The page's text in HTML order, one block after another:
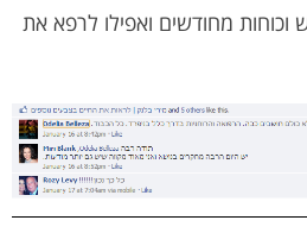
מחודשים ואפילו לרפא את